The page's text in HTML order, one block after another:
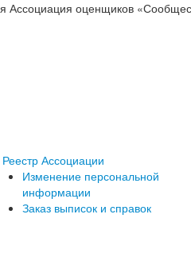
Ассоциация оценщиков
Реестр Ассоциации
Изменение персональной
информации
Заказ выписок и справок